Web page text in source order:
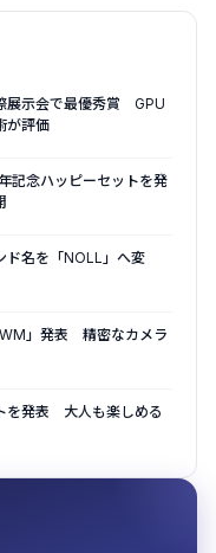
展示会で最優秀賞 GPU
が評価
記念ハッピーセットを発
ド名を「NOLL」へ変
」発表 精密なカメラ
を発表 大人も楽しめる